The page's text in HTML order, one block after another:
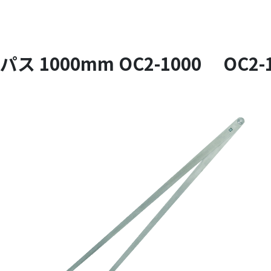
ス 1000mm OC2-1000 OC2-